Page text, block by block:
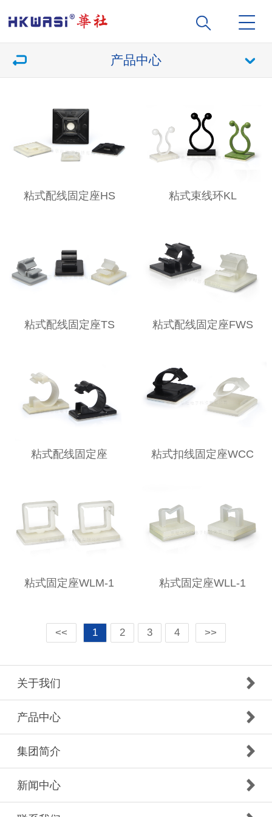
产品中心
粘式配线固定座HS 粘式束线环KL
粘式配线固定座TS 粘式配线固定座FWS
粘式配线固定座 粘式扣线固定座WCC
粘式固定座WLM-1 粘式固定座WLL-1
<< 1 2 3 4 >>
关于我们
产品中心
集团简介
新闻中心